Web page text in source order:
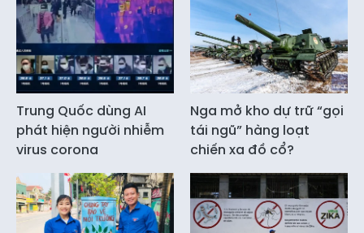
Trung Quốc dùng AI
phát hiện người nhiễm
virus corona
Nga mở kho dự trữ “gọi
tái ngũ” hàng loạt
chiến xa đồ cổ?